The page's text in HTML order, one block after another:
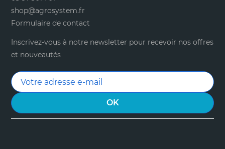
shop@agrosystem.fr
Formulaire de contact
Inscrivez-vous à notre newsletter pour recevoir nos offres
et nouveautés